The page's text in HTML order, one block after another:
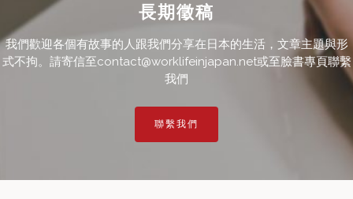
長期徵稿
我們歡迎各個有故事的人跟我們分享在日本的生活，文章主題與形
式不拘。請寄信至contact@worklifeinjapan.net或至臉書專頁聯繫
我們
聯繫我們